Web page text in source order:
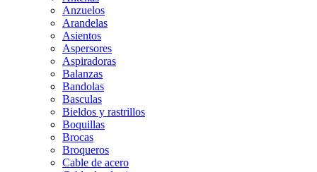
Anzuelos
Arandelas
Asientos
Aspersores
Aspiradoras
Balanzas
Bandolas
Basculas
Bieldos y rastrillos
Boquillas
Brocas
Broqueros
Cable de acero